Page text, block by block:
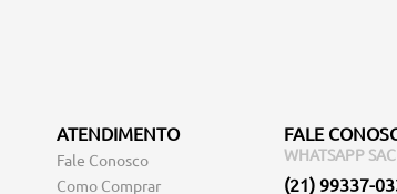
ATENDIMENTO
Fale Conosco
Como Comprar
FALE
WHATSAPP SAC
(21) 99337-